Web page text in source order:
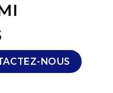
NOUS